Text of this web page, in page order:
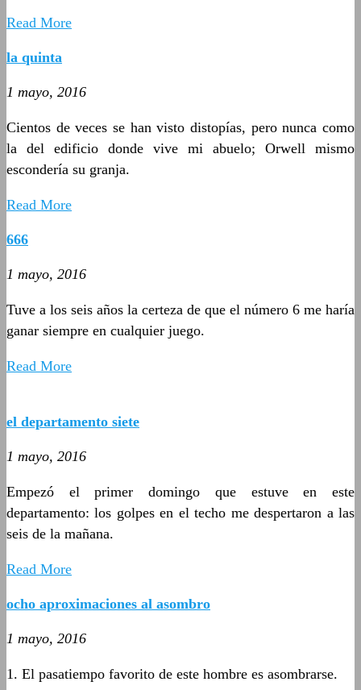
Read More
la quinta
1 mayo, 2016
Cientos de veces se han visto distopías, pero nunca como
la del edificio donde vive mi abuelo; Orwell mismo
escondería su granja.
Read More
666
1 mayo, 2016
Tuve a los seis años la certeza de que el número 6 me haría
ganar siempre en cualquier juego.
Read More
el departamento siete
1 mayo, 2016
Empezó el primer domingo que estuve en este
departamento: los golpes en el techo me despertaron a las
seis de la mañana.
Read More
ocho aproximaciones al asombro
1 mayo, 2016
1. El pasatiempo favorito de este hombre es asombrarse.